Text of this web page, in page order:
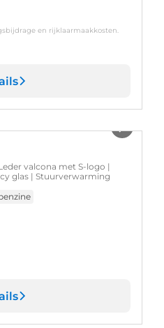
en rijklaarmaakkosten.
valcona met S-logo |
glas | Stuurverwarming